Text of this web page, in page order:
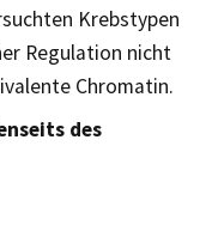
Krebstypen
Regulation nicht
Chromatin.
des